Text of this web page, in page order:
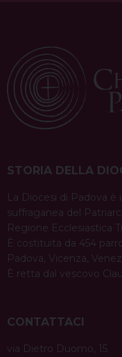
STORIA DELLA
La Diocesi di Padova è
suffraganea del
Regione Ecclesiastica
È costituita da 454
Padova, Vicenza,
È retta dal vescovo
CONTATTACI
via Dietro Duomo, 15